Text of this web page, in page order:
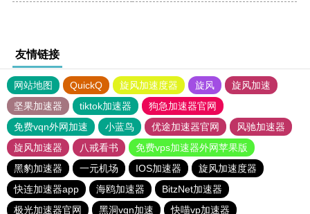
友情链接
网站地图 QuickQ 旋风加速度器 旋风
旋风加速
坚果加速器
tiktok加速器
狗急加速器官网
免费vqn外网加速
小蓝鸟 优途加速器官网
风驰加速器
旋风加速器
八戒看书
免费vps加速器外网苹果版
黑豹加速器
一元机场 IOS加速器
旋风加速度器
快连加速器app
海鸥加速器
BitzNet加速器
极光加速器官网
黑洞vqn加速 快喵vp加速器